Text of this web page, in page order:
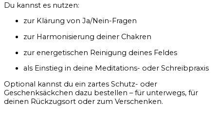
Du kannst es nutzen:
zur Klärung von Ja/Nein-Fragen
zur Harmonisierung deiner Chakren
zur energetischen Reinigung deines Feldes
als Einstieg in deine Meditations- oder Schreibpraxis
Optional kannst du ein zartes Schutz- oder
Geschenksäckchen dazu bestellen – für unterwegs, für
deinen Rückzugsort oder zum Verschenken.